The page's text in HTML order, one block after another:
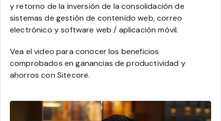
y retorno de la inversión de la consolidación de
sistemas de gestión de contenido web, correo
electrónico y software web / aplicación móvil.
Vea el video para conocer los beneficios
comprobados en ganancias de productividad y
ahorros con Sitecore.